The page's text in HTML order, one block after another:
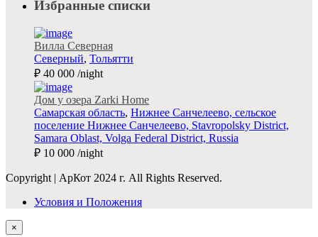
Избранные списки
Вилла Северная
Северный, Тольятти
₽ 40 000 /night
Дом у озера Zarki Home
Самарская область, Нижнее Санчелеево, сельское
поселение Нижнее Санчелеево, Stavropolsky District,
Samara Oblast, Volga Federal District, Russia
₽ 10 000 /night
Copyright | АрКот 2024 г. All Rights Reserved.
Условия и Положения
×